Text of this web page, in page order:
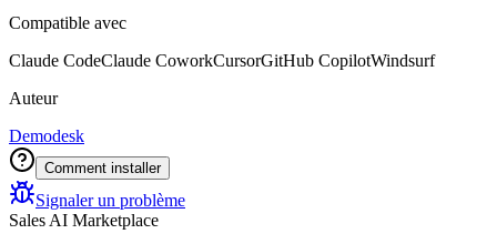
Compatible avec
Claude CodeClaude CoworkCursorGitHub CopilotWindsurf
Auteur
Demodesk
Comment installer
Signaler un problème
Sales AI Marketplace